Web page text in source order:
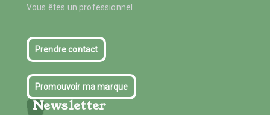
Vous êtes un professionnel
Prendre contact
Promouvoir ma marque
Newsletter